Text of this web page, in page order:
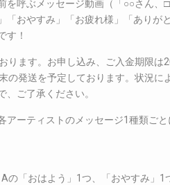
を呼ぶメッセージ動画（「○○さん、
「おやすみ」「お疲れ様」「ありが
す！
ります。お申し込み、ご入金期限は
の発送を予定しております。状況に
、ご了承ください。
アーティストのメッセージ1種類ご
「おはよう」1つ、「おやすみ」1